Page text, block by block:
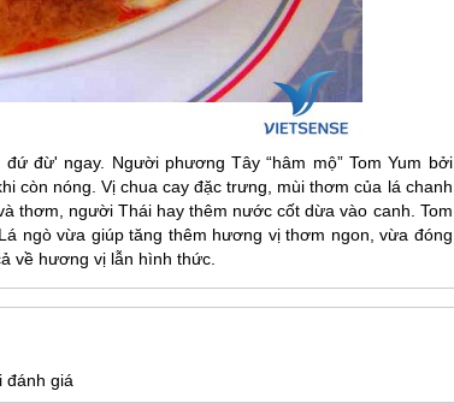
đừ' ngay. Người phương Tây “hâm mộ” Tom Yum bởi
còn nóng. Vị chua cay đặc trưng, mùi thơm của lá chanh
thơm, người Thái hay thêm nước cốt dừa vào canh. Tom
ngò vừa giúp tăng thêm hương vị thơm ngon, vừa đóng
về hương vị lẫn hình thức.
đánh giá